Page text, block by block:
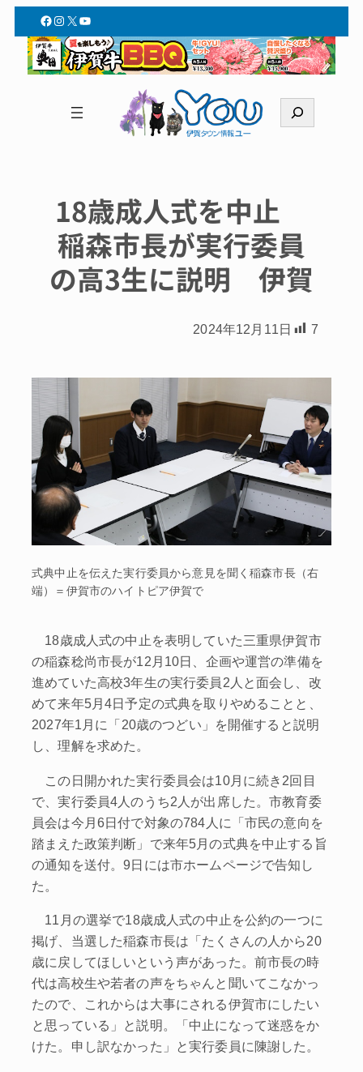
Facebook
Instagram
X YouTube
索
18歳成人式を中止
稲森市長が実行委員
の高3生に説明 伊賀
2024年12月11日 7
式典中止を伝えた実行委員から意見を聞く稲森市長（右
端）＝伊賀市のハイトピア伊賀で
18歳成人式の中止を表明していた三重県伊賀市
の稲森稔尚市長が12月10日、企画や運営の準備を
進めていた高校3年生の実行委員2人と面会し、改
めて来年5月4日予定の式典を取りやめることと、
2027年1月に「20歳のつどい」を開催すると説明
し、理解を求めた。
この日開かれた実行委員会は10月に続き2回目
で、実行委員4人のうち2人が出席した。市教育委
員会は今月6日付で対象の784人に「市民の意向を
踏まえた政策判断」で来年5月の式典を中止する旨
の通知を送付。9日には市ホームページで告知し
た。
11月の選挙で18歳成人式の中止を公約の一つに
掲げ、当選した稲森市長は「たくさんの人から20
歳に戻してほしいという声があった。前市長の時
代は高校生や若者の声をちゃんと聞いてこなかっ
たので、これからは大事にされる伊賀市にしたい
と思っている」と説明。「中止になって迷惑をか
けた。申し訳なかった」と実行委員に陳謝した。